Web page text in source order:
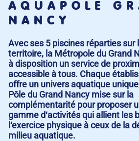
AQUAPÔLE
NANCY
Avec ses 5 piscines réparties sur
territoire, la Métropole du Grand
à disposition un service de
accessible à tous. Chaque
offre un univers aquatique
Pôle du Grand Nancy mise sur la
complémentarité pour proposer
gamme d‘activités qui allient les
l‘exercice physique à ceux de la
milieu aquatique.